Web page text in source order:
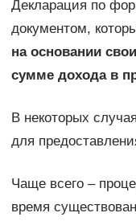
Декларация по
документом,
на основании
сумме дохода в
В некоторых
для
Чаще всего –
время